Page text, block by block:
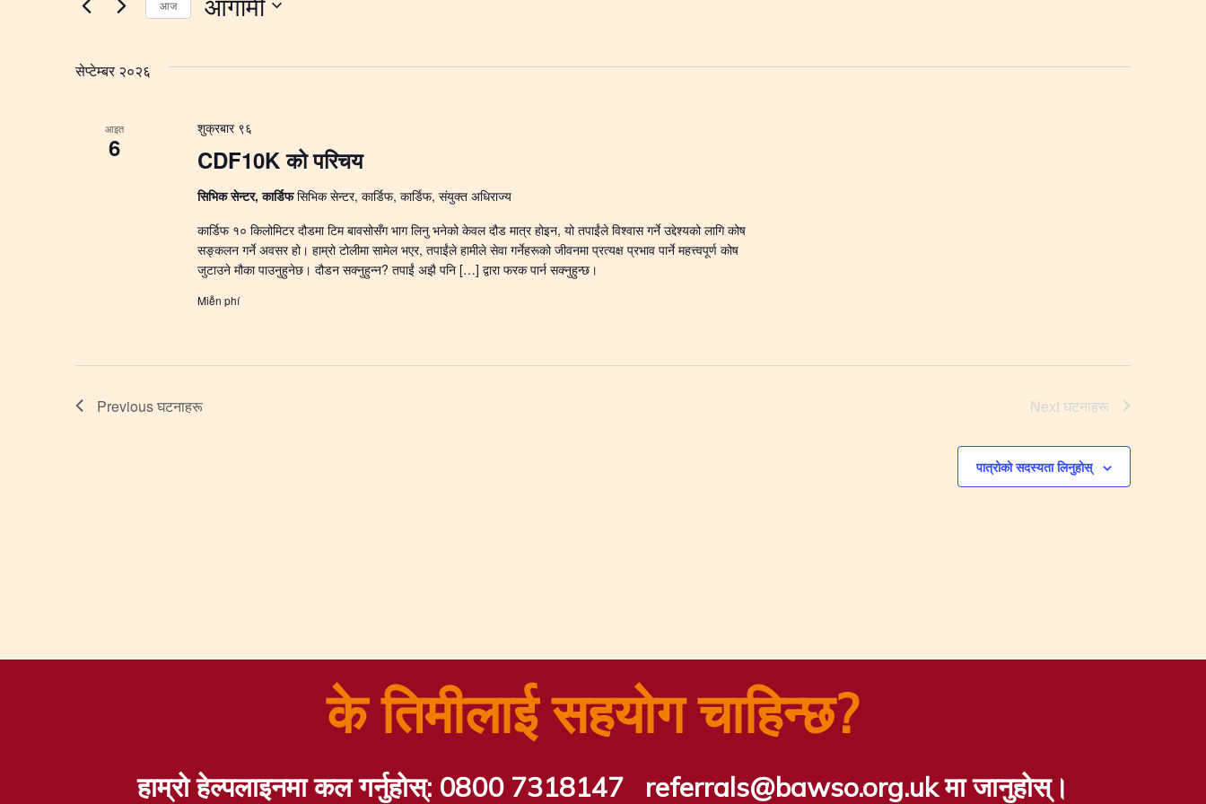
दृश्य
नेभिगेसन
अनुसार
आज
सेप्टेम्बर २०२६
आइत
6 CDF10K को परिचय
शुक्रबार ९६
सिभिक सेन्टर, कार्डिफसिभिक सेन्टर, कार्डिफ, कार्डिफ, संयुक्त अधिराज्य
कार्डिफ १० किलोमिटर दौडमा टिम बावसोसँग भाग लिनु भनेको केवल दौड मात्र होइन, यो तपाईंले विश्वास गर्ने उद्देश्यको लागि कोष
सङ्कलन गर्ने अवसर हो। हाम्रो टोलीमा सामेल भएर, तपाईंले हामीले सेवा गर्नेहरूको जीवनमा प्रत्यक्ष प्रभाव पार्ने महत्त्वपूर्ण कोष
जुटाउने मौका पाउनुहुनेछ। दौडन सक्नुहुन्न? तपाईं अझै पनि […] द्वारा फरक पार्न सक्नुहुन्छ।
Miễn phí
Previousघटनाहरू Nextघटनाहरू
पात्रोको सदस्यता लिनुहोस्
के तिमीलाई सहयोग चाहिन्छ?
हाम्रो हेल्पलाइनमा कल गर्नुहोस्: 0800 7318147 referrals@bawso.org.uk मा जानुहोस्।